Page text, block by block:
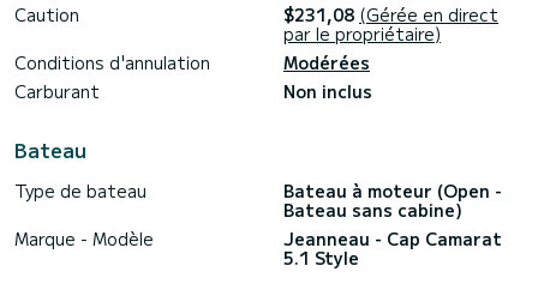
Caution
$231,08 (Gérée en direct
par le propriétaire)
Conditions d'annulation
Modérées
Carburant
Non inclus
Bateau
Type de bateau
Bateau à moteur (Open -
Bateau sans cabine)
Marque - Modèle
Jeanneau - Cap Camarat
5.1 Style